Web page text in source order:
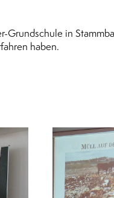
Grundschule in
haben.